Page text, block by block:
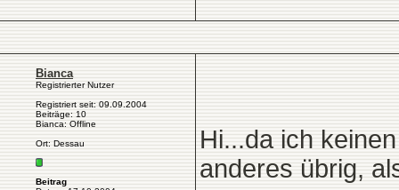
Bianca
Registrierter Nutzer
Registriert seit: 09.09.2004
Beiträge: 10
Bianca: Offline
Ort: Dessau
Beitrag
Hi...da ich
anderes übrig,